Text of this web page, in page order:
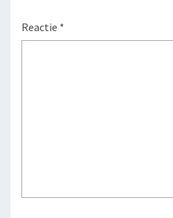
Reactie *